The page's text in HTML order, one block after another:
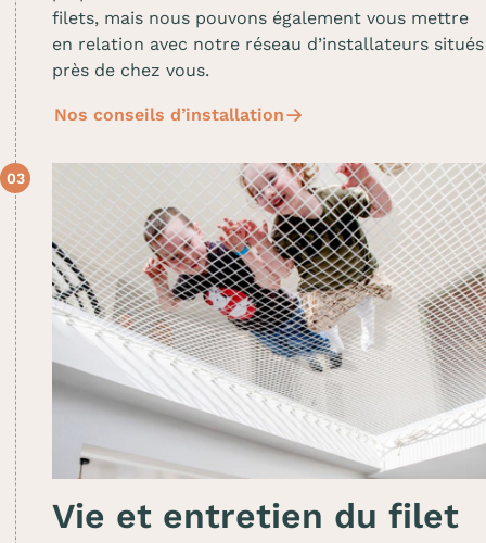
filets, mais nous pouvons également vous mettre
en relation avec notre réseau d’installateurs situés
près de chez vous.
Nos conseils d’installation
Vie et entretien du filet